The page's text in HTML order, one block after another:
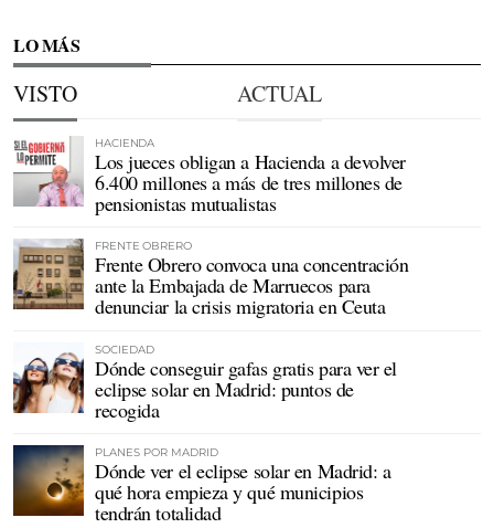
LO MÁS
VISTO ACTUAL
HACIENDA
Los jueces obligan a Hacienda a devolver
6.400 millones a más de tres millones de
pensionistas mutualistas
FRENTE OBRERO
Frente Obrero convoca una concentración
ante la Embajada de Marruecos para
denunciar la crisis migratoria en Ceuta
SOCIEDAD
Dónde conseguir gafas gratis para ver el
eclipse solar en Madrid: puntos de
recogida
PLANES POR MADRID
Dónde ver el eclipse solar en Madrid: a
qué hora empieza y qué municipios
tendrán totalidad